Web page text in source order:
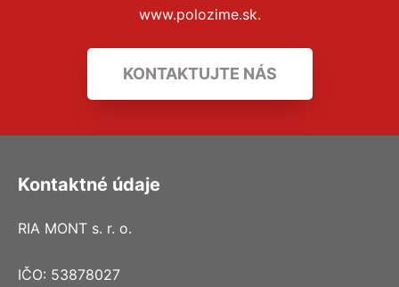
www.polozime.sk.
KONTAKTUJTE NÁS
Kontaktné údaje
RIA MONT s. r. o.
IČO: 53878027